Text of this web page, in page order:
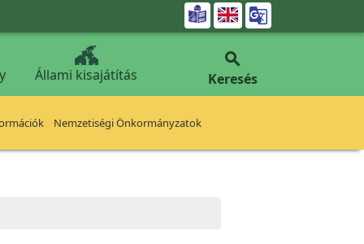

Állami kisajátítás

Keresés
Nemzetiségi Önkormányzatok